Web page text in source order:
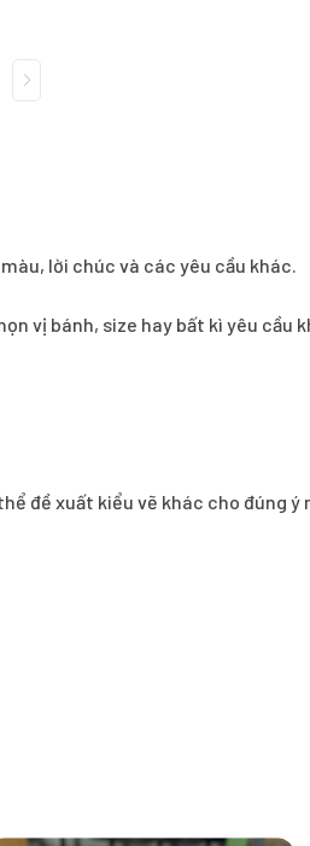
lời chúc và các yêu cầu khác.
vị bánh, size hay bất kì yêu cầu
đề xuất kiểu vẽ khác cho đúng ý